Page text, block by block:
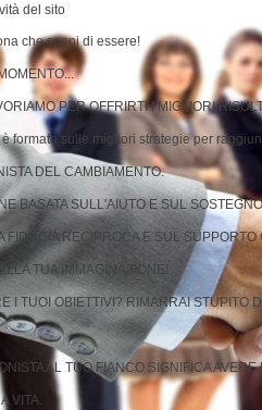
del sito
che sogni di essere!
PER OFFRIRTI I MIGLIORI
formata sulle migliori strategie per
DEL CAMBIAMENTO.
BASATA SULL'AIUTO E SUL
FIDUCIA RECIPROCA E SUL
TUA IMMAGINAZIONE!
I TUOI OBIETTIVI? RIMARRAI STUPITO
AL TUO FIANCO SIGNIFICA
VITA.